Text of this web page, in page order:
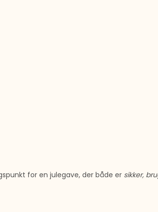
for en julegave, der både er sikker,